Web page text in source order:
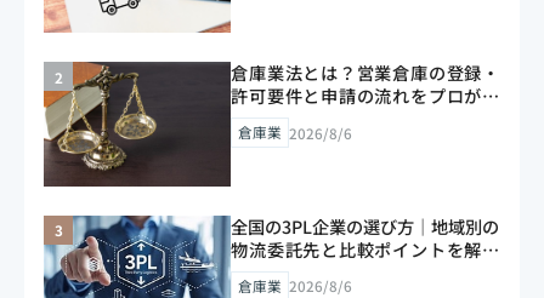
倉庫業法とは？営業倉庫の登録・
許可要件と申請の流れをプロが解
説【2026年版】
倉庫業 2026/8/6
全国の3PL企業の選び方｜地域別の
物流委託先と比較ポイントを解説
【2026年版】
倉庫業 2026/8/6